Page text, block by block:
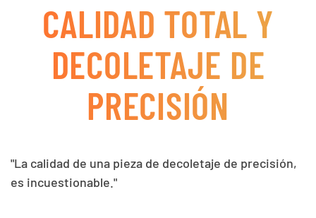
CALIDAD TOTAL Y
DECOLETAJE DE
PRECISIÓN
"La calidad de una pieza de decoletaje de precisión,
es incuestionable."